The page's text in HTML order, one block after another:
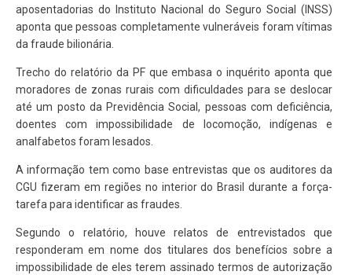
aposentadorias do Instituto Nacional do Seguro Social (INSS)
aponta que pessoas completamente vulneráveis foram vítimas
da fraude bilionária.
Trecho do relatório da PF que embasa o inquérito aponta que
moradores de zonas rurais com dificuldades para se deslocar
até um posto da Previdência Social, pessoas com deficiência,
doentes com impossibilidade de locomoção, indígenas e
analfabetos foram lesados.
A informação tem como base entrevistas que os auditores da
CGU fizeram em regiões no interior do Brasil durante a força-
tarefa para identificar as fraudes.
Segundo o relatório, houve relatos de entrevistados que
responderam em nome dos titulares dos benefícios sobre a
impossibilidade de eles terem assinado termos de autorização